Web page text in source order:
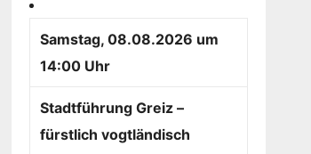
Samstag, 08.08.2026 um
14:00 Uhr
Stadtführung Greiz –
fürstlich vogtländisch